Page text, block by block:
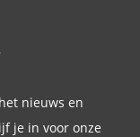
nieuws en
je in voor onze